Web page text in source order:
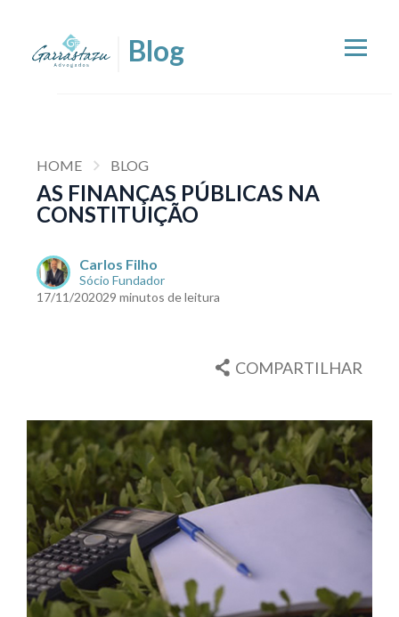
HOME BLOG
AS FINANÇAS PÚBLICAS NA
CONSTITUIÇÃO
Carlos Filho
Sócio Fundador
17/11/202029 minutos de leitura
COMPARTILHAR